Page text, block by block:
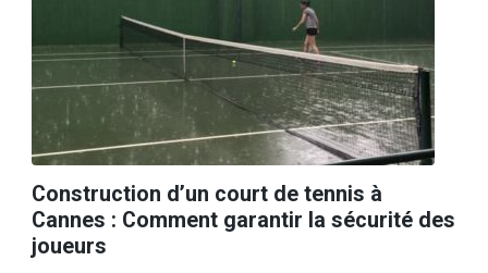
Construction d’un court de tennis à
Cannes : Comment garantir la sécurité des
joueurs